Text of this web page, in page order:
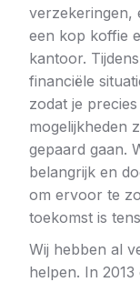
verzekeringen,
een kop koffie
kantoor.
financiële
zodat je
mogelijkheden
gepaard gaan.
belangrijk en
om ervoor te
toekomst is
Wij hebben al
helpen. In